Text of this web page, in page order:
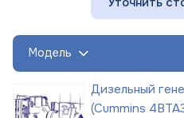
Модель
Дизельный
(Cummins